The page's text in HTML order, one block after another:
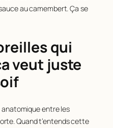
au camembert. Ça se
qui
veut juste
entre les
Quand t’entends cette